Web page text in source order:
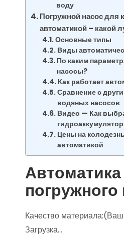
воду
Погружной насос для
автоматикой – какой
Основные типы
Виды
По каким
насосы?
Как работает
Сравнение с
водяных насосов
Видео — Как
Цены на
автоматикой
погружного
Качество
Загрузка…